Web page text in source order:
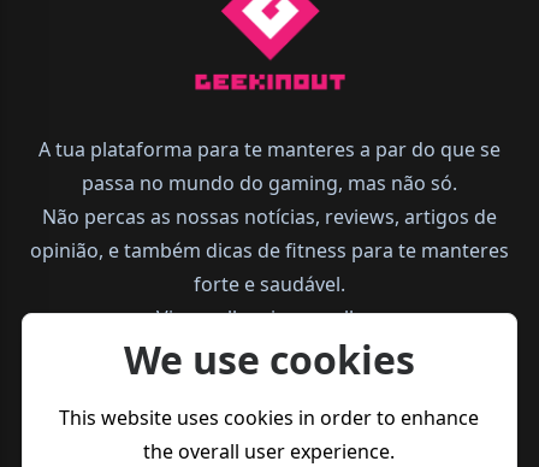
A tua plataforma para te manteres a par do que se
passa no mundo do gaming, mas não só.
Não percas as nossas notícias, reviews, artigos de
opinião, e também dicas de fitness para te manteres
forte e saudável.
Vive melhor, joga melhor.
We use cookies
This website uses cookies in order to enhance
the overall user experience.